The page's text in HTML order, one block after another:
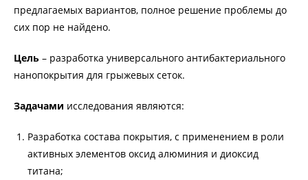
предлагаемых вариантов, полное решение проблемы до
сих пор не найдено.
Цель – разработка универсального антибактериального
нанопокрытия для грыжевых сеток.
Задачами исследования являются:
Разработка состава покрытия, с применением в роли
активных элементов оксид алюминия и диоксид
титана;